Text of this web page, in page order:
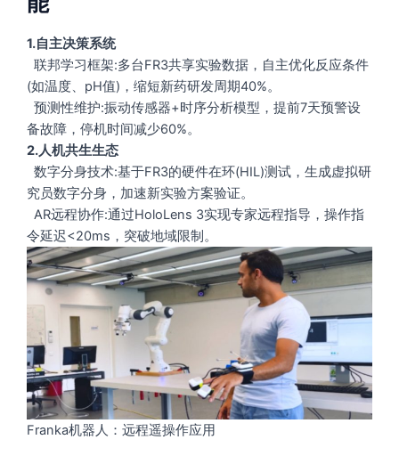
1.自主决策系统
联邦学习框架:多台FR3共享实验数据，自主优化反应条件
(如温度、pH值)，缩短新药研发周期40%。
预测性维护:振动传感器+时序分析模型，提前7天预警设
备故障，停机时间减少60%。
2.人机共生生态
数字分身技术:基于FR3的硬件在环(HIL)测试，生成虚拟研
究员数字分身，加速新实验方案验证。
AR远程协作:通过HoloLens 3实现专家远程指导，操作指
令延迟<20ms，突破地域限制。
Franka机器人：远程遥操作应用